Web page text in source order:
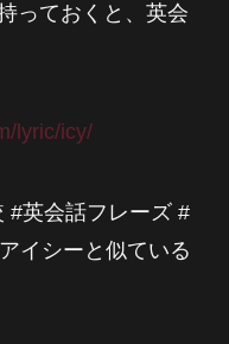
っておくと、英会
lyric/icy/
#英会話フレーズ #
イシーと似ている